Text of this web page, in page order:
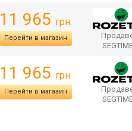
11 965 грн.
Перейти в магазин
11 965 грн.
Перейти в магазин